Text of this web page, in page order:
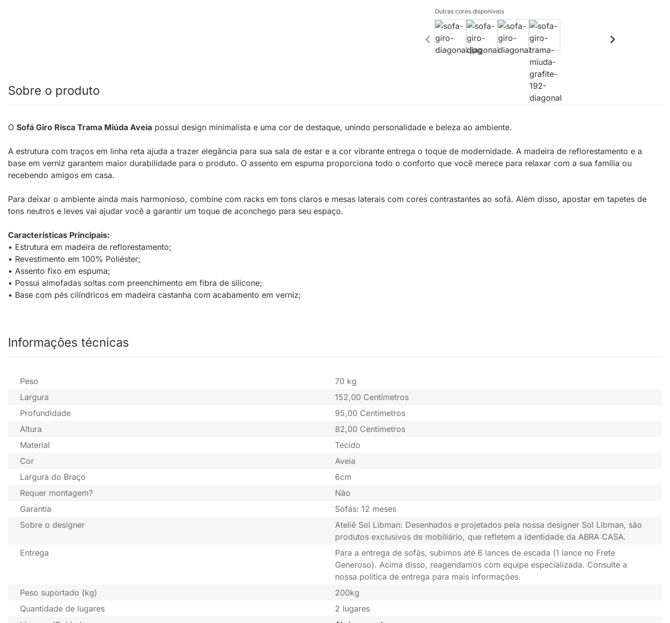
Outras cores disponíveis
Sobre o produto
O Sofá Giro Risca Trama Miúda Aveia possui design minimalista e uma cor de destaque, unindo personalidade e beleza ao ambiente.
A estrutura com traços em linha reta ajuda a trazer elegância para sua sala de estar e a cor vibrante entrega o toque de modernidade. A madeira de reflorestamento e a
base em verniz garantem maior durabilidade para o produto. O assento em espuma proporciona todo o conforto que você merece para relaxar com a sua família ou
recebendo amigos em casa.
Para deixar o ambiente ainda mais harmonioso, combine com racks em tons claros e mesas laterais com cores contrastantes ao sofá. Além disso, apostar em tapetes de
tons neutros e leves vai ajudar você a garantir um toque de aconchego para seu espaço.
Características Principais:
• Estrutura em madeira de reflorestamento;
• Revestimento em 100% Poliéster;
• Assento fixo em espuma;
• Possui almofadas soltas com preenchimento em fibra de silicone;
• Base com pés cilíndricos em madeira castanha com acabamento em verniz;
Informações técnicas
Peso
70 kg
Largura
152,00 Centímetros
Profundidade
95,00 Centímetros
Altura
82,00 Centímetros
Material
Tecido
Cor
Aveia
Largura do Braço
6cm
Requer montagem?
Não
Garantia
Sofás: 12 meses
Sobre o designer
Ateliê Sol Libman: Desenhados e projetados pela nossa designer Sol Libman, são
produtos exclusivos de mobiliário, que refletem a identidade da ABRA CASA.
Entrega
Para a entrega de sofás, subimos até 6 lances de escada (1 lance no Frete
Generoso). Acima disso, reagendamos com equipe especializada. Consulte a
nossa política de entrega para mais informações.
Peso suportado (kg)
200kg
Quantidade de lugares
2 lugares